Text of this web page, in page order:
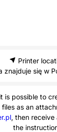
Printer
znajduje się w
is possible to
as an
, then receive
the